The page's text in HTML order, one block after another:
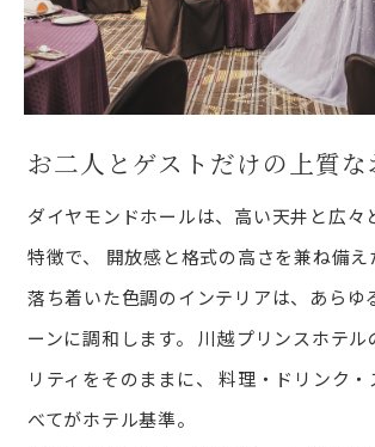
お二人とゲストだけの上質
ダイヤモンドホールは、高い天井と広々
特徴で、
開放感と格式の高さを兼ね備え
落ち着いた色調のインテリアは、あらゆ
ーンに調和します。
川越プリンスホテル
リティをそのままに、
料理・ドリンク
べてがホテル基準。